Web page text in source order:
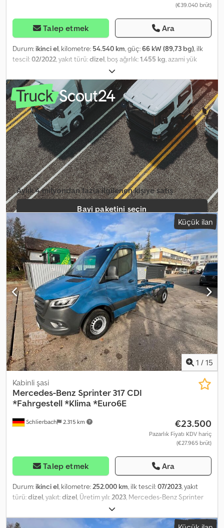
(€39.040 brüt)
Talep etmek Ara
Durum: ikinci el, kilometre: 54.540 km, güç:66 kW (89,73 bg), ilk
tescil:02/2022, yakıt türü:dizel, boş ağırlık:1.455 kg, azami yük
2.090 kg
dingil mesafesi:3.750 mm, bir sonraki muayene (TÜV):05/2026,
renk: diğer , vites türü:otomatik , süspansiyon: , Donanım:hız
sabitleyici, klima, navigasyon sistemi, Ağırlık: 1455 kg, İzin verilen
toplam ağırlık: 2090 kg, Kumaş koltuk, Yaylı süspansiyon, Elektronik
stabilite programı (ESP), Otomatik klima, Konforlu sürücü koltuğu,
Sürücü koltuğu/hidrolik amortisör, Sürücü kol dayanağı, 2 kişilik
yolcu bankı, LED farlar, Şerit takip sistemi, Deri çok fonksiyonlu
direksiyon, Ayarlanabilir direksiyon kolonu, Sürücü için bel desteği,
Elektrikli camlar, Dış sıcaklık göstergesi, Elektrikli ve ısıtmalı aynalar,
Uzaktan kumandalı merkezi kilit, Renkli camlar, Yedek lastik,
Gündüz farları, Dijital gösterge paneli, Hız sınırlayıcı, Otomatik acil
frenleme sistemi (AEBS) Dwsdpfx Aozp R S Tjcfsa
Aylık 4 milyondan fazla ilgilenen kişiye satış
Bayi paketini seçin
Tekil ilan oluştur
Küçük ilan
1 / 15
Schlierbach 2.315 km
Kabinli şasi
Mercedes-Benz Sprinter 317 CDI
*Fahrgestell *Klima *Euro6E
€23.500
Pazarlık Fiyatı KDV hariç
(€27.965 brüt)
Talep etmek Ara
Durum: ikinci el, kilometre:252.000 km, ilk tescil:07/2023, yakıt
türü:dizel, yakıt:dizel, Üretim yılı:2023, Mercedes-Benz Sprinter
Pro 317 CDI Chassis *Former refrigerated vehicle!* • Engine: OM
654 DE 20 LA • Power: 125 kW / 170 hp • Emissions class: EURO 6e •